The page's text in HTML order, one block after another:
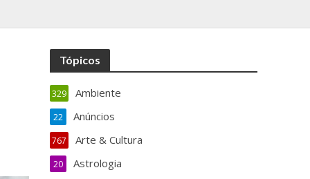
Tópicos
Ambiente
329
Anúncios
22
Arte & Cultura
767
Astrologia
20